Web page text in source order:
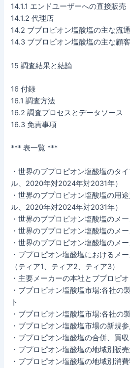
14.1.1 エンドユーザーへの直接販売
14.1.2 代理店
14.2 ブプロピオン塩酸塩の主な流
14.3 ブプロピオン塩酸塩の主な顧客
15 調査結果と結論
16 付録
16.1 調査方法
16.2 調査プロセスとデータソース
16.3 免責事項
*** 表一覧 ***
・世界のブプロピオン塩酸塩のタ
ル、2020年対2024年対2031年）
・世界のブプロピオン塩酸塩の用
ル、2020年対2024年対2031年）
・世界のブプロピオン塩酸塩のメ
・世界のブプロピオン塩酸塩のメ
・世界のブプロピオン塩酸塩のメ
・ブプロピオン塩酸塩におけるメ
（ティア1、ティア2、ティア3）
・主要メーカーの本社とブプロピ
・ブプロピオン塩酸塩市場:各社の
ト
・ブプロピオン塩酸塩市場:各社の
・ブプロピオン塩酸塩市場の新規
・ブプロピオン塩酸塩の合併、買
・ブプロピオン塩酸塩の地域別販
・ブプロピオン塩酸塩の地域別消